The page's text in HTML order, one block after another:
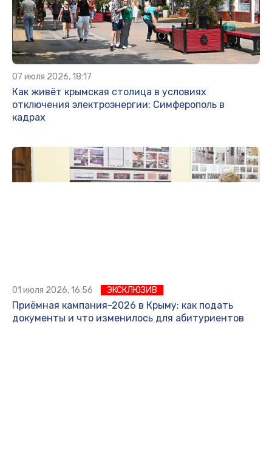
07 июля 2026, 18:17
Как живёт крымская столица в условиях
отключения электроэнергии: Симферополь в
кадрах
01 июля 2026, 16:56 ЭКСКЛЮЗИВ
Приёмная кампания-2026 в Крыму: как подать
документы и что изменилось для абитуриентов